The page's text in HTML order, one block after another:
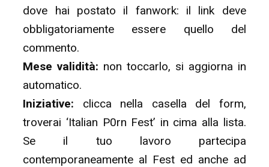
dove hai postato il fanwork: il link deve
obbligatoriamente essere quello del
commento.
Mese validità: non toccarlo, si aggiorna in
automatico.
Iniziative: clicca nella casella del form,
troverai ‘Italian P0rn Fest’ in cima alla lista.
Se il tuo lavoro partecipa
contemporaneamente al Fest ed anche ad